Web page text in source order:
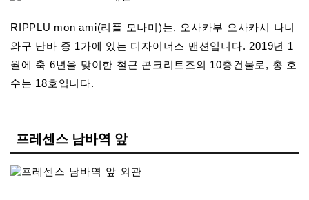
RIPPLU mon ami(리플 모나미)는, 오사카부 오사카시 나니
와구 난바 중 1가에 있는 디자이너스 맨션입니다. 2019년 1
월에 축 6년을 맞이한 철근 콘크리트조의 10층건물로, 총 호
수는 18호입니다.
프레센스 남바역 앞